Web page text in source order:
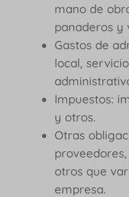
mano de
panaderos y
Gastos de
local,
Impuestos:
y otros.
Otras
otros que
empresa.